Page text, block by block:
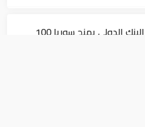
البنك الدولي يمنح سوريا 100